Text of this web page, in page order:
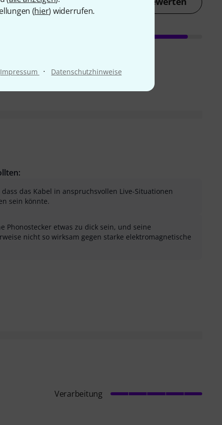
(hier) widerrufen.
Impressum · Datenschutzhinweise
das Kabel in anspruchsvollen Live-Situationen
sein könnte.
Phonostecker etwas zu dick sein, und seine
nicht so wirksam gegen starke elektromagnetische
Verarbeitung